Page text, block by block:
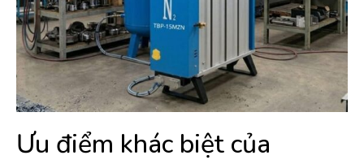
Ưu điểm khác biệt của